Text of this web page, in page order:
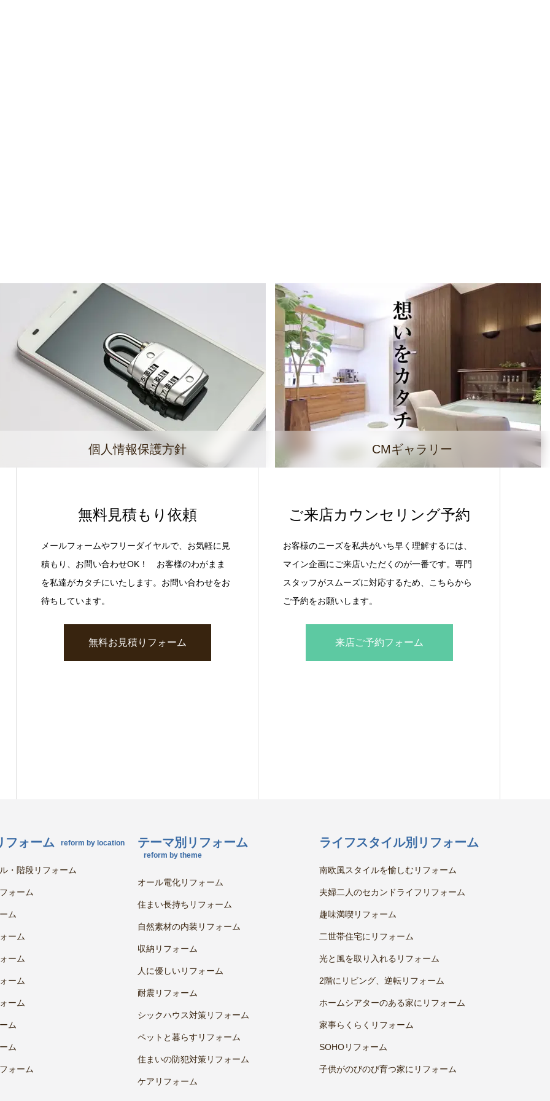
個人情報保護方針 CMギャラリー
無料見積もり依頼
メールフォームやフリーダイヤルで、お気軽に見
積もり、お問い合わせOK！ お客様のわがまま
を私達がカタチにいたします。お問い合わせをお
待ちしています。
無料お見積りフォーム
ご来店カウンセリング予約
お客様のニーズを私共がいち早く理解するには、
マイン企画にご来店いただくのが一番です。専門
スタッフがスムーズに対応するため、こちらから
ご予約をお願いします。
来店ご予約フォーム
フォーム reform by location
・階段リフォーム
ォーム
ム
ーム
ーム
ーム
ーム
ム
ム
ォーム
テーマ別リフォーム
reform by theme
オール電化リフォーム
住まい長持ちリフォーム
自然素材の内装リフォーム
収納リフォーム
人に優しいリフォーム
耐震リフォーム
シックハウス対策リフォーム
ペットと暮らすリフォーム
住まいの防犯対策リフォーム
ケアリフォーム
ライフスタイル別リフォーム
南欧風スタイルを愉しむリフォーム
夫婦二人のセカンドライフリフォーム
趣味満喫リフォーム
二世帯住宅にリフォーム
光と風を取り入れるリフォーム
2階にリビング、逆転リフォーム
ホームシアターのある家にリフォーム
家事らくらくリフォーム
SOHOリフォーム
子供がのびのび育つ家にリフォーム